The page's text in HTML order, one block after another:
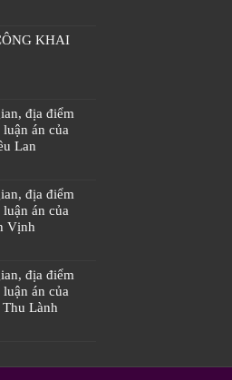
KHAI
địa điểm
án của
Lan
địa điểm
án của
Vịnh
địa điểm
án của
Lành